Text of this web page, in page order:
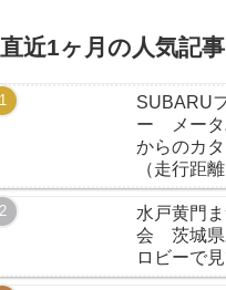
直近1ヶ月の人気記事
SUBARU
ー メータ
からのカ
（走行距
水戸黄門
会 茨城
ロビーで